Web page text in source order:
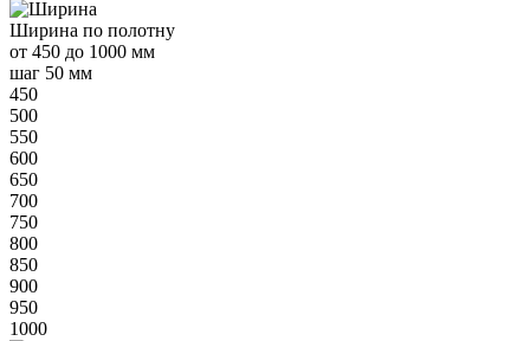
Ширина по полотну
от 450 до 1000 мм
шаг 50 мм
450
500
550
600
650
700
750
800
850
900
950
1000